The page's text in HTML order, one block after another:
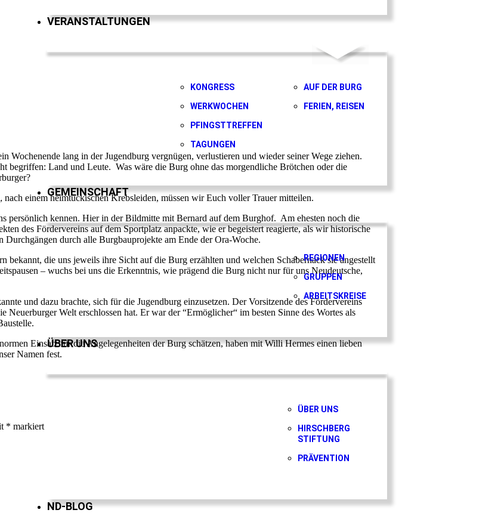
VERANSTALTUNGEN
KONGRESS
WERKWOCHEN
PFINGSTTREFFEN
TAGUNGEN
AUF DER BURG
FERIEN, REISEN
GEMEINSCHAFT
REGIONEN
GRUPPEN
ARBEITSKREISE
ÜBER UNS
ÜBER UNS
HIRSCHBERG
STIFTUNG
PRÄVENTION
ND-BLOG
lang in der Jugendburg vergnügen, verlustieren und wieder seiner Wege ziehen.
begriffen: Land und Leute. Was wäre die Burg ohne das morgendliche Brötchen oder die
nach einem heimtückischen Krebsleiden, müssen wir Euch voller Trauer mitteilen.
persönlich kennen. Hier in der Bildmitte mit Bernard auf dem Burghof. Am ehesten noch die
des Fördervereins auf dem Sportplatz anpackte, wie er begeistert reagierte, als wir historische
Durchgängen durch alle Burgbauprojekte am Ende der Ora-Woche.
die uns jeweils ihre Sicht auf die Burg erzählten und welchen Schabernack sie angestellt
– wuchs bei uns die Erkenntnis, wie prägend die Burg nicht nur für uns Neudeutsche,
und dazu brachte, sich für die Jugendburg einzusetzen. Der Vorsitzende des Fördervereins
Welt erschlossen hat. Er war der “Ermöglicher“ im besten Sinne des Wortes als
Einsatz für die Angelegenheiten der Burg schätzen, haben mit Willi Hermes einen lieben
Namen fest.
* markiert